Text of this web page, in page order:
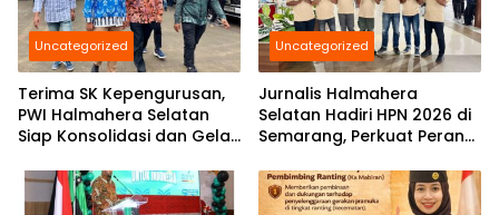
Uncategorized
Terima SK Kepengurusan,
PWI Halmahera Selatan
Siap Konsolidasi dan Gelar
Ramadhan
Uncategorized
Jurnalis Halmahera
Selatan Hadiri HPN 2026 di
Semarang, Perkuat Peran
Nasional